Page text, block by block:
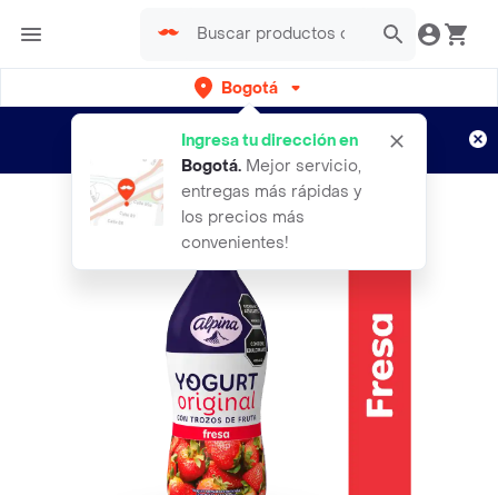
Bogotá
Ingresa tu dirección en
Bogotá. Mejor servicio,
entregas más rápidas y
los precios más
convenientes!
envíos gratis por semanas
Aplican TyC